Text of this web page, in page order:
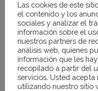
ABOUT THIS
Las cookies de este
el contenido y los
sociales y analizar el
información sobre el
nuestros partners de
análisis web, quienes
información que les
recopilado a partir del
servicios. Usted
utilizando nuestro sitio